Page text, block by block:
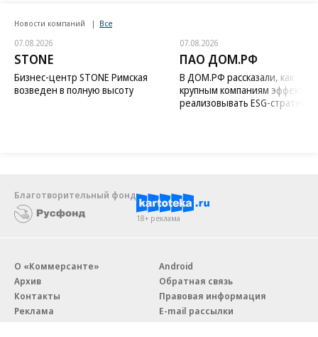
Новости компаний Все
07.08.2026
STONE
Бизнес-центр STONE Римская
возведен в полную высоту
07.08.2026
ПАО ДОМ.РФ
В ДОМ.РФ рассказали, как
крупным компаниям
реализовывать ESG-стратегию
Благотворительный фонд
18+ реклама
О «Коммерсанте»
Архив
Контакты
Реклама
Android
Обратная связь
Правовая информация
E-mail рассылки